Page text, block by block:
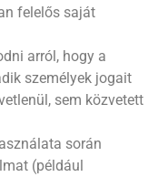
felelős saját
arról, hogy a
személyek jogait
sem közvetett
során
(például